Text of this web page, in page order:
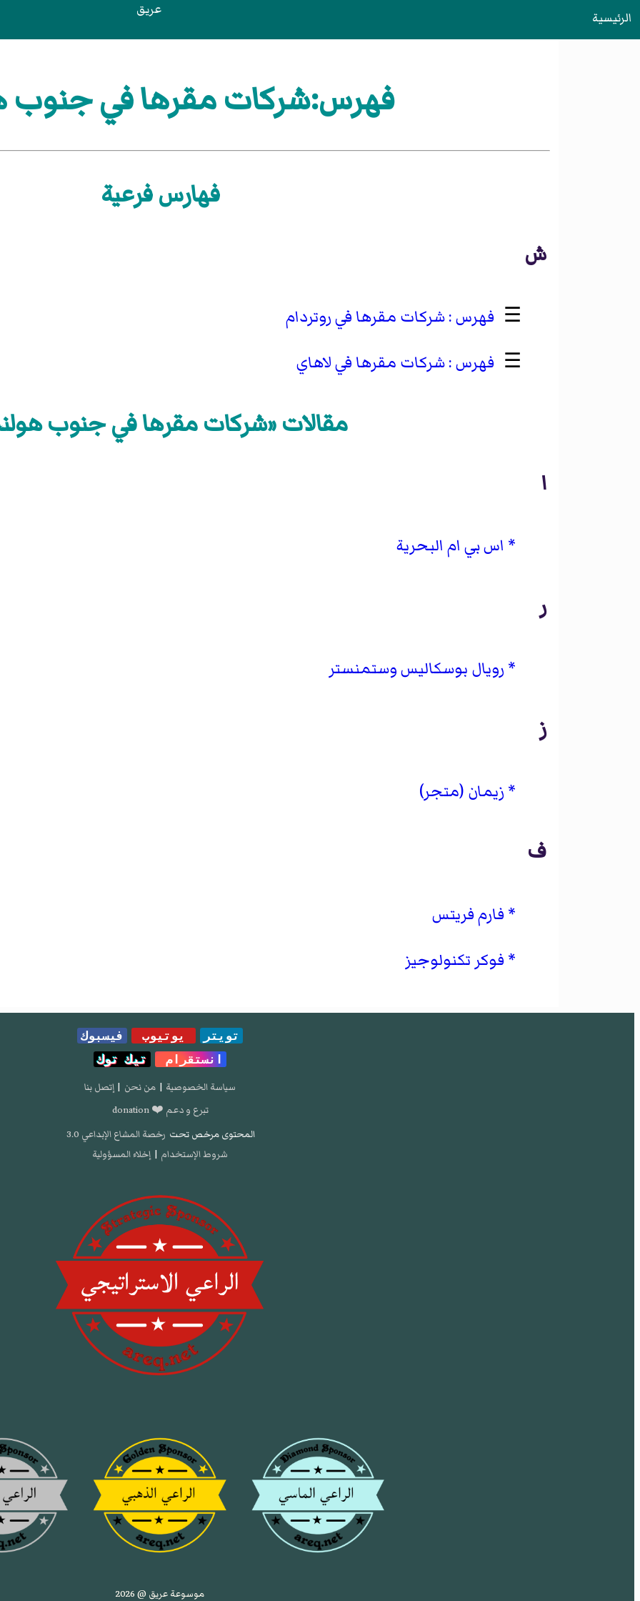
الرئيسية عريق
فهرس:شركات مقرها في جنوب
فهارس فرعية
ش
☰
شركات مقرها في روتردام
☰
شركات مقرها في لاهاي
مقالات «شركات مقرها في جنوب
ا
اس بي ام البحرية
ر
رويال بوسكاليس وستمنستر
ز
زيمان (متجر)
ف
فارم فريتس
فوكر تكنولوجيز
تويتر يوتيوب
فيسبوك
انستقرام
تيك توك
سياسة الخصوصية | من نحن | إتصل بنا
تبرع و دعم ❤️ donation
المحتوى مرخص تحت رخصة المشاع الإبداعي 3.0
شروط الإستخدام | إخلاء المسؤولية
موسوعة عريق @ 2026